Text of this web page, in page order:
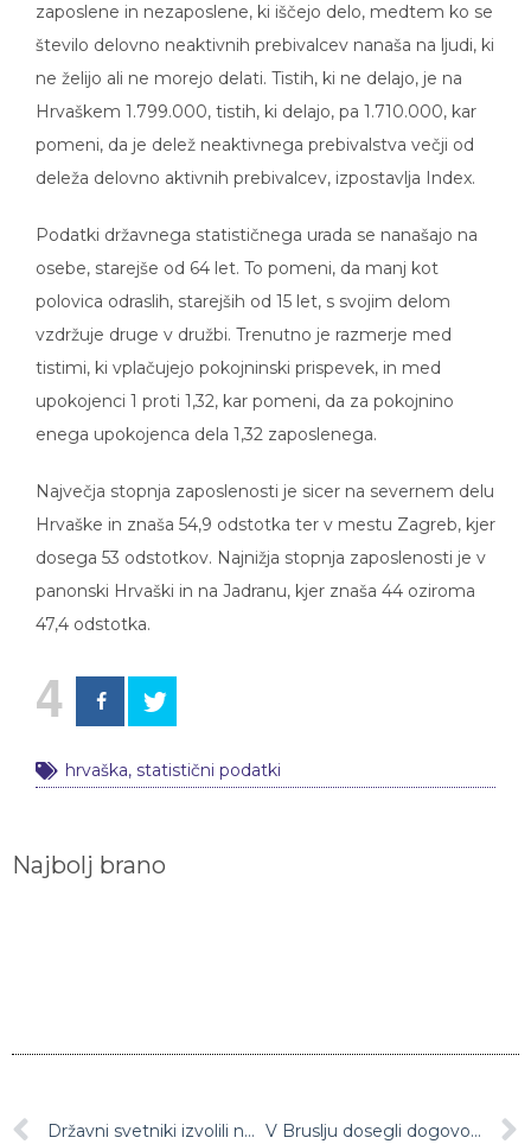
zaposlene in nezaposlene, ki iščejo delo, medtem ko se
število delovno neaktivnih prebivalcev nanaša na ljudi, ki
ne želijo ali ne morejo delati. Tistih, ki ne delajo, je na
Hrvaškem 1.799.000, tistih, ki delajo, pa 1.710.000, kar
pomeni, da je delež neaktivnega prebivalstva večji od
deleža delovno aktivnih prebivalcev, izpostavlja Index.
Podatki državnega statističnega urada se nanašajo na
osebe, starejše od 64 let. To pomeni, da manj kot
polovica odraslih, starejših od 15 let, s svojim delom
vzdržuje druge v družbi. Trenutno je razmerje med
tistimi, ki vplačujejo pokojninski prispevek, in med
upokojenci 1 proti 1,32, kar pomeni, da za pokojnino
enega upokojenca dela 1,32 zaposlenega.
Največja stopnja zaposlenosti je sicer na severnem delu
Hrvaške in znaša 54,9 odstotka ter v mestu Zagreb, kjer
dosega 53 odstotkov. Najnižja stopnja zaposlenosti je v
panonski Hrvaški in na Jadranu, kjer znaša 44 oziroma
47,4 odstotka.
4
hrvaška, statistični podatki
Najbolj brano
Državni svetniki izvolili novega predsednika: Alojza Kovšco bo zamenjal uspešen podjetnik V Bruslju dosegli dogovor o omejitvi cen plina